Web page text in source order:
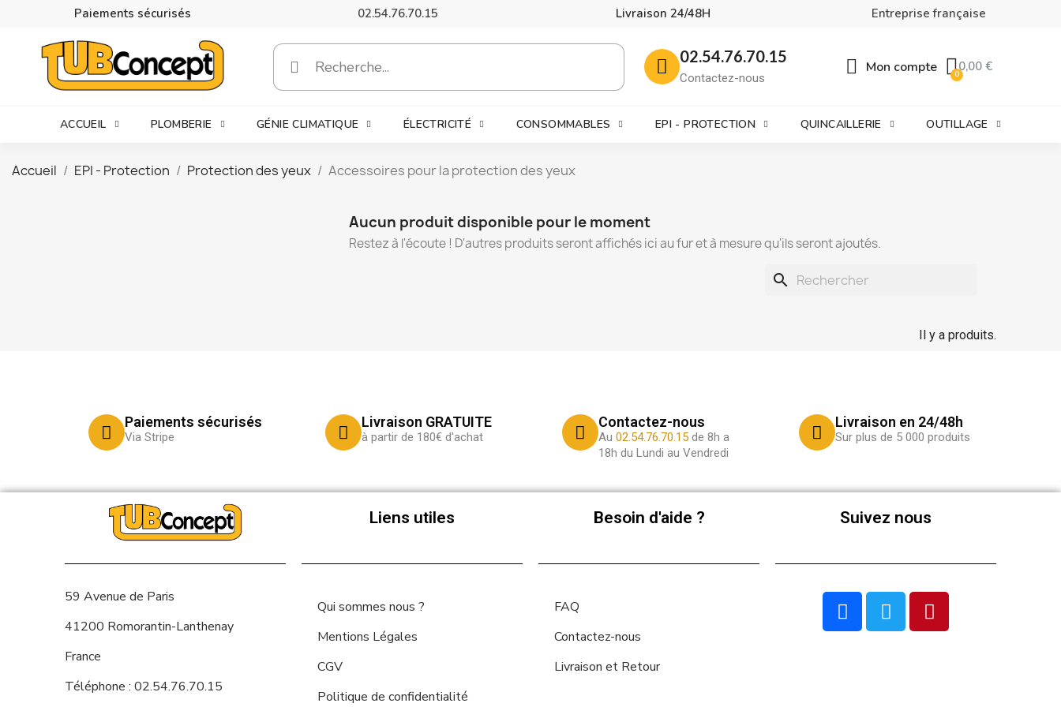
Paiements sécurisés 02.54.76.70.15 Livraison 24/48H Entreprise française
02.54.76.70.15
Contactez-nous
Mon compte 0,00 €
ACCUEIL PLOMBERIE GÉNIE CLIMATIQUE ÉLECTRICITÉ CONSOMMABLES EPI - PROTECTION QUINCAILLERIE OUTILLAGE
Accueil EPI - Protection Protection des yeux Accessoires pour la protection des yeux
Aucun produit disponible pour le moment
Restez à l'écoute ! D'autres produits seront affichés ici au fur et à mesure qu'ils seront ajoutés.
search
Il y a produits.
Paiements sécurisés
Via Stripe
Livraison GRATUITE
à partir de 180€ d'achat
Contactez-nous
Au 02.54.76.70.15 de 8h a
18h du Lundi au Vendredi
Livraison en 24/48h
Sur plus de 5 000 produits
59 Avenue de Paris
41200 Romorantin-Lanthenay
France
Téléphone : 02.54.76.70.15
Liens utiles
Qui sommes nous ?
Mentions Légales
CGV
Politique de confidentialité
Besoin d'aide ?
FAQ
Contactez-nous
Livraison et Retour
Suivez nous